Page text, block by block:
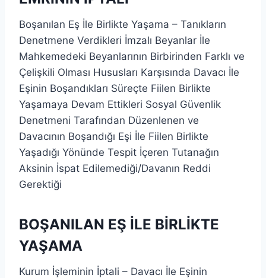
Boşanılan Eş İle Birlikte Yaşama – Tanıkların
Denetmene Verdikleri İmzalı Beyanlar İle
Mahkemedeki Beyanlarının Birbirinden Farklı ve
Çelişkili Olması Hususları Karşısında Davacı İle
Eşinin Boşandıkları Süreçte Fiilen Birlikte
Yaşamaya Devam Ettikleri Sosyal Güvenlik
Denetmeni Tarafından Düzenlenen ve
Davacının Boşandığı Eşi İle Fiilen Birlikte
Yaşadığı Yönünde Tespit İçeren Tutanağın
Aksinin İspat Edilemediği/Davanın Reddi
Gerektiği
BOŞANILAN EŞ İLE BİRLİKTE
YAŞAMA
Kurum İşleminin İptali – Davacı İle Eşinin